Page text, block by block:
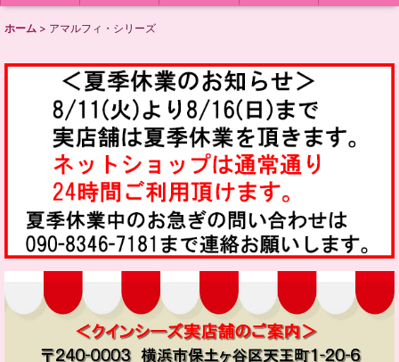
ホーム > アマルフィ・シリーズ